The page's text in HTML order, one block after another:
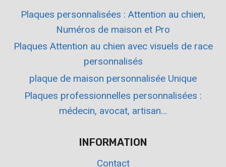
Plaques personnalisées : Attention au chien,
Numéros de maison et Pro
Plaques Attention au chien avec visuels de race
personnalisés
plaque de maison personnalisée Unique
Plaques professionnelles personnalisées :
médecin, avocat, artisan…
INFORMATION
Contact